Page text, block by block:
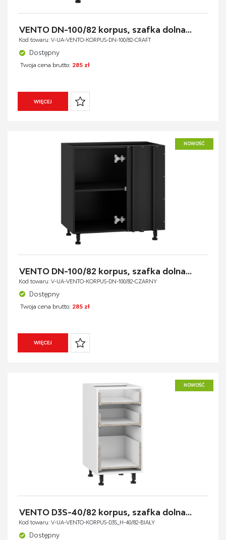
VENTO DN-100/82 korpus, szafka dolna...
Kod towaru: V-UA-VENTO-KORPUS-DN-100/82-CRAFT
Dostępny
Twoja cena brutto: 285 zł
WIĘCEJ
NOWOŚĆ
VENTO DN-100/82 korpus, szafka dolna...
Kod towaru: V-UA-VENTO-KORPUS-DN-100/82-CZARNY
Dostępny
Twoja cena brutto: 285 zł
WIĘCEJ
NOWOŚĆ
VENTO D3S-40/82 korpus, szafka dolna...
Kod towaru: V-UA-VENTO-KORPUS-D3S_H-40/82-BIAŁY
Dostępny